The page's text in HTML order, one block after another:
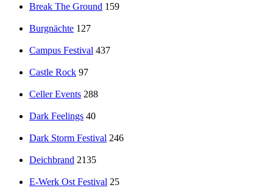
Break The Ground 159
Burgnächte 127
Campus Festival 437
Castle Rock 97
Celler Events 288
Dark Feelings 40
Dark Storm Festival 246
Deichbrand 2135
E-Werk Ost Festival 25